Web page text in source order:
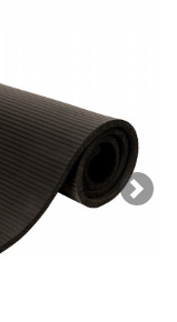
Next